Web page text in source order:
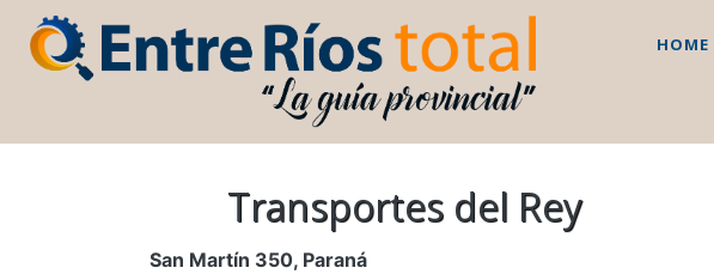
HOME
Transportes del Rey
San Martín 350, Paraná